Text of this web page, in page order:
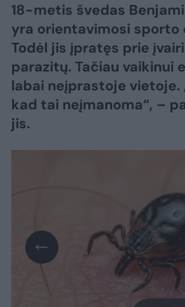
18-metis švedas
yra orientavimosi sporto
Todėl jis įpratęs prie
parazitų. Tačiau vaikinui
labai neįprastoje vietoje.
kad tai neįmanoma“, –
jis.